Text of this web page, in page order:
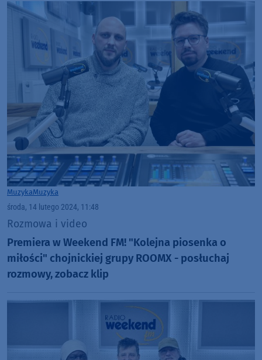
MuzykaMuzyka
środa, 14 lutego 2024, 11:48
Rozmowa i video
Premiera w Weekend FM! "Kolejna piosenka o
miłości" chojnickiej grupy ROOMX - posłuchaj
rozmowy, zobacz klip